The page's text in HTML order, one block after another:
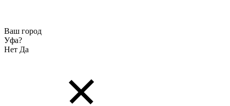
Ваш город
Уфа?
Нет Да